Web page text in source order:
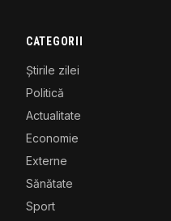
CATEGORII
Știrile zilei
Politică
Actualitate
Economie
Externe
Sănătate
Sport